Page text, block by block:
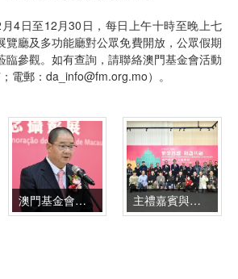
4日至12月30日，每日上午十時至晚上七
覽廳及多功能廳對公眾免費開放，公眾假期
臨參觀。如有查詢，請聯絡澳門基金會活動
電郵：da_info@fm.org.mo）。
澳門基金會行政委員會主席吳志良致辭 主禮嘉賓與出席作者合照